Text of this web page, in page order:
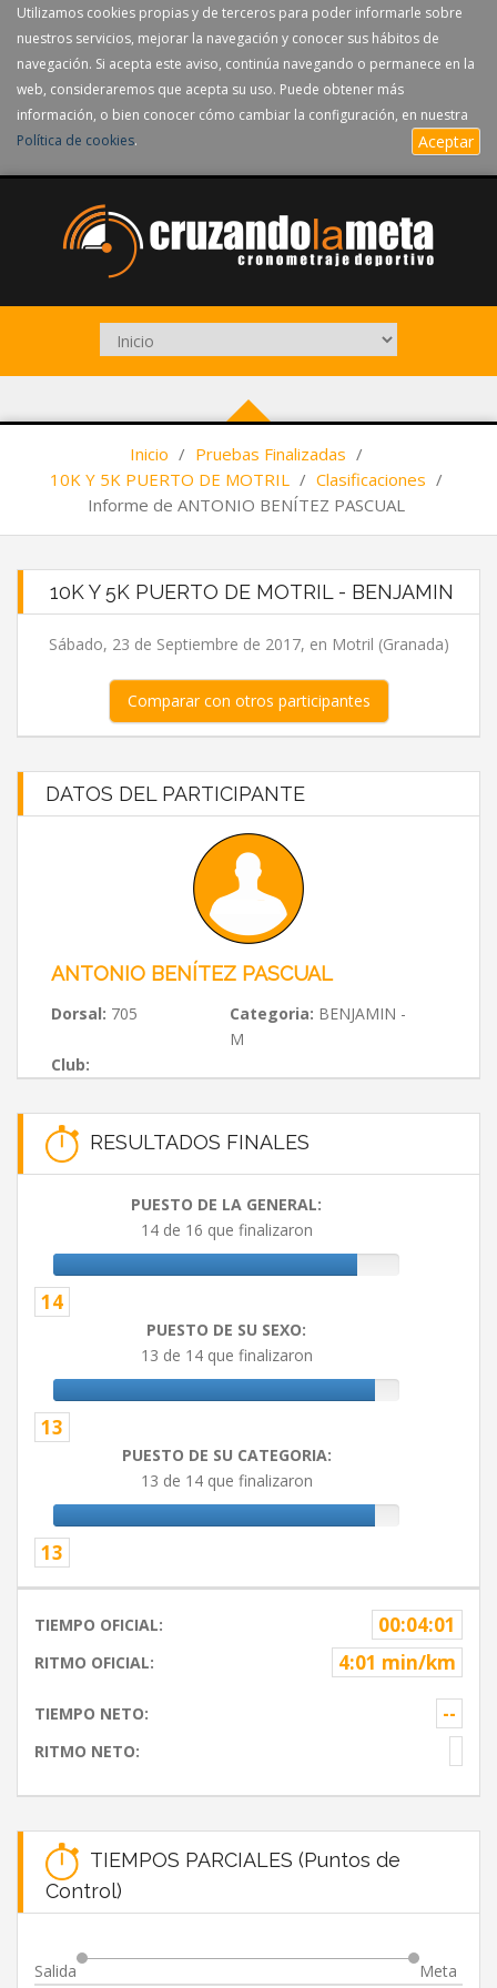
Utilizamos cookies propias y de terceros para poder informarle sobre
nuestros servicios, mejorar la navegación y conocer sus hábitos de
navegación. Si acepta este aviso, continúa navegando o permanece en la
web, consideraremos que acepta su uso. Puede obtener más
información, o bien conocer cómo cambiar la configuración, en nuestra
Política de cookies. Aceptar
Inicio / Pruebas Finalizadas /
10K Y 5K PUERTO DE MOTRIL / Clasificaciones /
Informe de ANTONIO BENÍTEZ PASCUAL
10K Y 5K PUERTO DE MOTRIL - BENJAMIN
Sábado, 23 de Septiembre de 2017, en Motril (Granada)
Comparar con otros participantes
DATOS DEL PARTICIPANTE
ANTONIO BENÍTEZ PASCUAL
Dorsal: 705 Categoria: BENJAMIN -
M
Club:
RESULTADOS FINALES
PUESTO DE LA GENERAL:
14 de 16 que finalizaron
14
PUESTO DE SU SEXO:
13 de 14 que finalizaron
13
PUESTO DE SU CATEGORIA:
13 de 14 que finalizaron
13
TIEMPO OFICIAL: 00:04:01
RITMO OFICIAL: 4:01 min/km
TIEMPO NETO: --
RITMO NETO:
TIEMPOS PARCIALES (Puntos de
Control)
Salida Meta